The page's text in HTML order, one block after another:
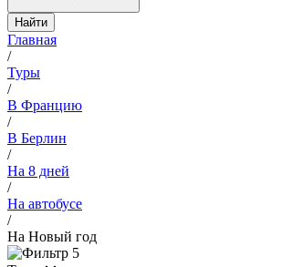
Найти
Главная
/
Туры
/
В Францию
/
В Берлин
/
На 8 дней
/
На автобусе
/
На Новый год
5